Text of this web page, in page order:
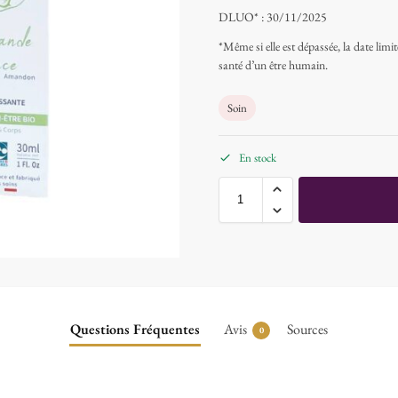
DLUO* : 30/11/2025
*Même si elle est dépassée, la date
santé d’un être humain.
Soin
En stock
Questions Fréquentes Avis 0 Sources